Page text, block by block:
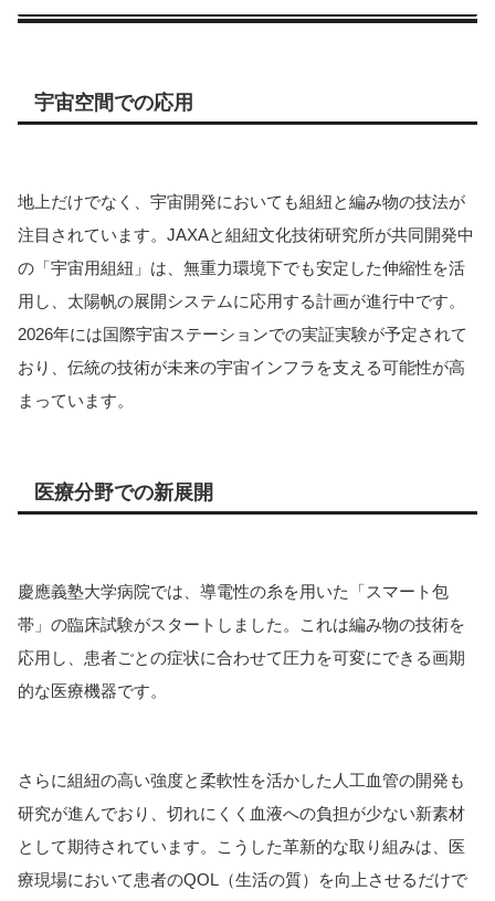
宇宙空間での応用
地上だけでなく、宇宙開発においても組紐と編み物の技法が
注目されています。JAXAと組紐文化技術研究所が共同開発中
の「宇宙用組紐」は、無重力環境下でも安定した伸縮性を活
用し、太陽帆の展開システムに応用する計画が進行中です。
2026年には国際宇宙ステーションでの実証実験が予定されて
おり、伝統の技術が未来の宇宙インフラを支える可能性が高
まっています。
医療分野での新展開
慶應義塾大学病院では、導電性の糸を用いた「スマート包
帯」の臨床試験がスタートしました。これは編み物の技術を
応用し、患者ごとの症状に合わせて圧力を可変にできる画期
的な医療機器です。
さらに組紐の高い強度と柔軟性を活かした人工血管の開発も
研究が進んでおり、切れにくく血液への負担が少ない新素材
として期待されています。こうした革新的な取り組みは、医
療現場において患者のQOL（生活の質）を向上させるだけで